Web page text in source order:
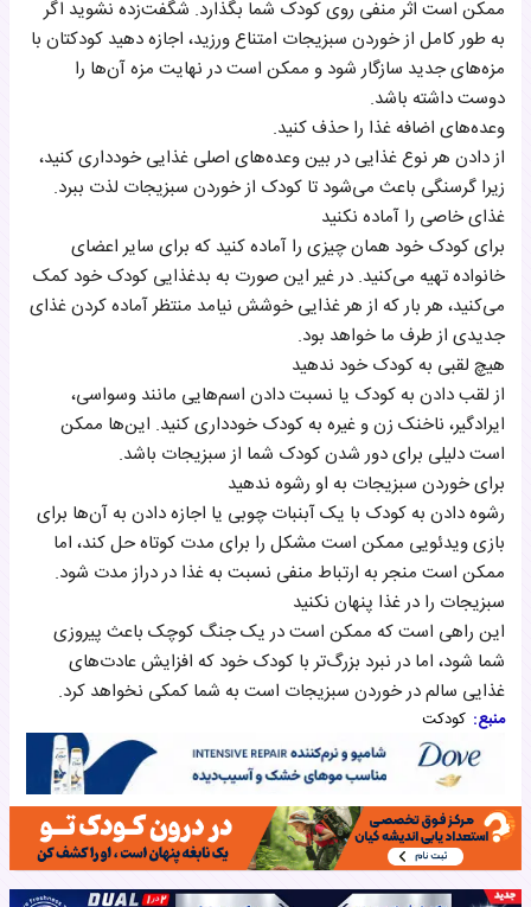
ممکن است اثر منفی روی کودک شما بگذارد. شگفت‌زده نشوید اگر
به طور کامل از خوردن سبزیجات امتناع ورزید، اجازه دهید کودکتان با
مزه‌های جدید سازگار شود و ممکن است در نهایت مزه آن‌ها را
دوست داشته باشد.
وعده‌های اضافه غذا را حذف کنید.
از دادن هر نوع غذایی در بین وعده‌های اصلی غذایی خودداری کنید،
زیرا گرسنگی باعث می‌شود تا کودک از خوردن سبزیجات لذت ببرد.
غذای خاصی را آماده نکنید
برای کودک خود همان چیزی را آماده کنید که برای سایر اعضای
خانواده تهیه می‌کنید. در غیر این صورت به بدغذایی کودک خود کمک
می‌کنید، هر بار که از هر غذایی خوشش نیامد منتظر آماده کردن غذای
جدیدی از طرف ما خواهد بود.
هیچ لقبی به کودک خود ندهید
از لقب دادن به کودک یا نسبت دادن اسم‌هایی مانند وسواسی،
ایرادگیر، ناخنک زن و غیره به کودک خودداری کنید. این‌ها ممکن
است دلیلی برای دور شدن کودک شما از سبزیجات باشد.
برای خوردن سبزیجات به او رشوه ندهید
رشوه دادن به کودک با یک آبنبات چوبی یا اجازه دادن به آن‌ها برای
بازی ویدئویی ممکن است مشکل را برای مدت کوتاه حل کند، اما
ممکن است منجر به ارتباط منفی نسبت به غذا در دراز مدت شود.
سبزیجات را در غذا پنهان نکنید
این راهی است که ممکن است در یک جنگ کوچک باعث پیروزی
شما شود، اما در نبرد بزرگ‌تر با کودک خود که افزایش عادت‌های
غذایی سالم در خوردن سبزیجات است به شما کمکی نخواهد کرد.
منبع: کودکت